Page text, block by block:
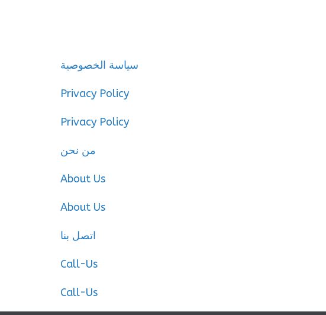
سياسة الخصوصية
Privacy Policy
Privacy Policy
من نحن
About Us
About Us
اتصل بنا
Call-Us
Call-Us